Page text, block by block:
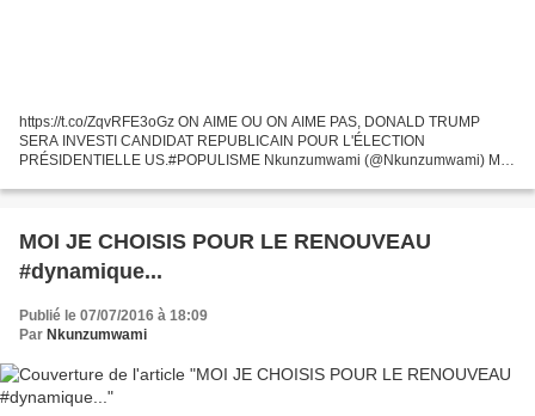
https://t.co/ZqvRFE3oGz ON AIME OU ON AIME PAS, DONALD TRUMP
SERA INVESTI CANDIDAT REPUBLICAIN POUR L'ÉLECTION
PRÉSIDENTIELLE US.#POPULISME Nkunzumwami (@Nkunzumwami) May
était le...
MOI JE CHOISIS POUR LE RENOUVEAU
#dynamique...
Publié le 07/07/2016 à 18:09
Par Nkunzumwami